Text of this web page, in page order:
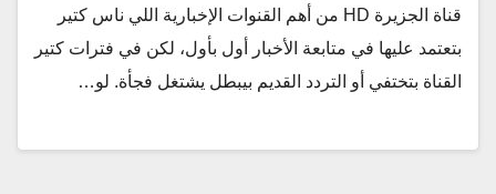
قناة الجزيرة HD من أهم القنوات الإخبارية اللي ناس كتير
بتعتمد عليها في متابعة الأخبار أول بأول، لكن في فترات كتير
القناة بتختفي أو التردد القديم بيبطل يشتغل فجأة. لو…